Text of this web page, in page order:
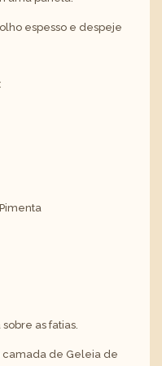
espesso e despeje
as fatias.
de Geleia de